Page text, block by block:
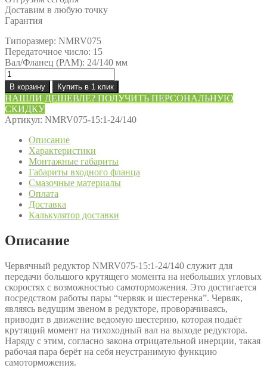
Доставим в любую точку
Гарантия
Типоразмер: NMRV075
Передаточное число: 15
Вал/Фланец (PAM): 24/140 мм
Количество
товара
Редуктор
NMRV075-
15:1-
24/140
В корзину Купить в 1 клик
НАШЛИ ДЕШЕВЛЕ? ПОЛУЧИТЬ ПЕРСОНАЛЬНУЮ
СКИДКУ
Артикул: NMRV075-15:1-24/140
Описание
Характеристики
Монтажные габариты
Габариты входного фланца
Смазочные материалы
Оплата
Доставка
Калькулятор доставки
Описание
Червячный редуктор NMRV075-15:1-24/140 служит для
передачи большого крутящего момента на небольших угловых
скоростях с возможностью самоторможения. Это достигается
посредством работы пары “червяк и шестеренка”. Червяк,
являясь ведущим звеном в редукторе, проворачиваясь,
приводит в движение ведомую шестерню, которая подаёт
крутящий момент на тихоходный вал на выходе редуктора.
Наряду с этим, согласно закона отрицательной инерции, такая
рабочая пара берёт на себя неустранимую функцию
самоторможения.